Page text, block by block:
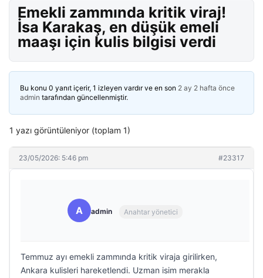
Emekli zammında kritik viraj!
İsa Karakaş, en düşük emeli
maaşı için kulis bilgisi verdi
Bu konu 0 yanıt içerir, 1 izleyen vardır ve en son 2 ay 2 hafta önce
admin tarafından güncellenmiştir.
1 yazı görüntüleniyor (toplam 1)
23/05/2026: 5:46 pm #23317
A admin Anahtar yönetici
Temmuz ayı emekli zammında kritik viraja girilirken,
Ankara kulisleri hareketlendi. Uzman isim merakla